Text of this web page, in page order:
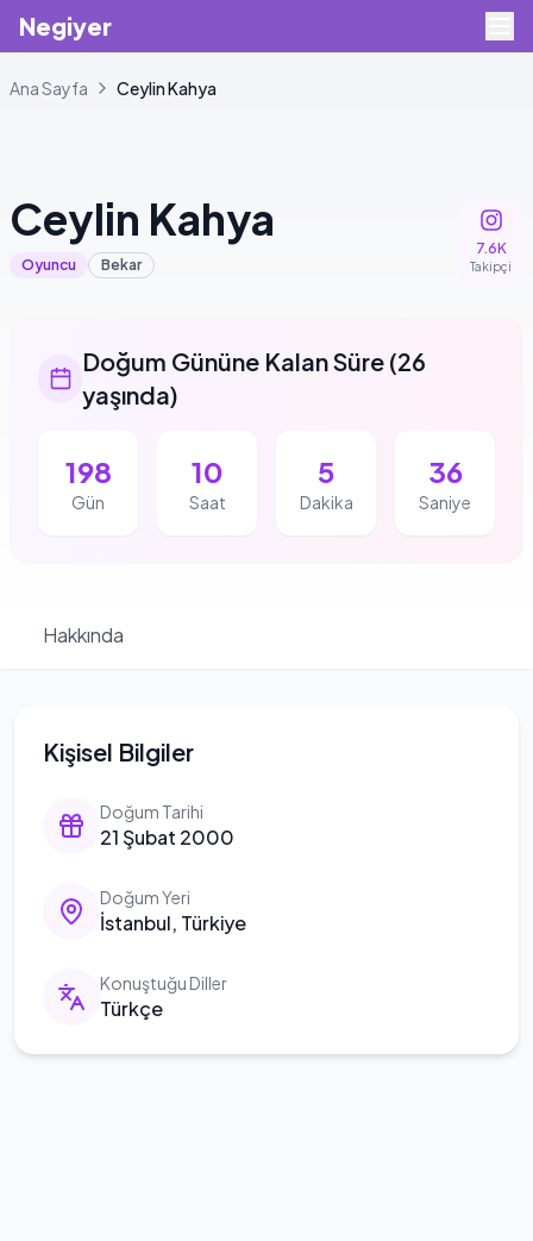
Negiyer
Ana Sayfa CeylinKahya
Ceylin Kahya
Oyuncu Bekar
7.6K
Takipçi
Doğum Gününe Kalan Süre (26
yaşında)
198
Gün
10
Saat
5
Dakika
35
Saniye
Hakkında
Kişisel Bilgiler
Doğum Tarihi
21 Şubat 2000
Doğum Yeri
İstanbul, Türkiye
Konuştuğu Diller
Türkçe